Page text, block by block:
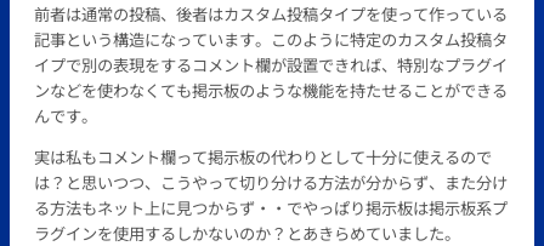
前者は通常の投稿、後者はカスタム投稿タイプを使って作っている
記事という構造になっています。このように特定のカスタム投稿タ
イプで別の表現をするコメント欄が設置できれば、特別なプラグイ
ンなどを使わなくても掲示板のような機能を持たせることができる
んです。
実は私もコメント欄って掲示板の代わりとして十分に使えるので
は？と思いつつ、こうやって切り分ける方法が分からず、また分け
る方法もネット上に見つからず・・でやっぱり掲示板は掲示板系プ
ラグインを使用するしかないのか？とあきらめていました。